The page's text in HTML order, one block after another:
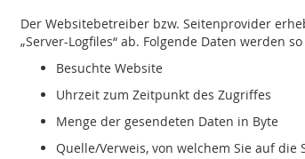
Der Websitebetreiber bzw. Seitenprovider
„Server-Logfiles“ ab. Folgende Daten werden
Besuchte Website
Uhrzeit zum Zeitpunkt des Zugriffes
Menge der gesendeten Daten in Byte
Quelle/Verweis, von welchem Sie auf die